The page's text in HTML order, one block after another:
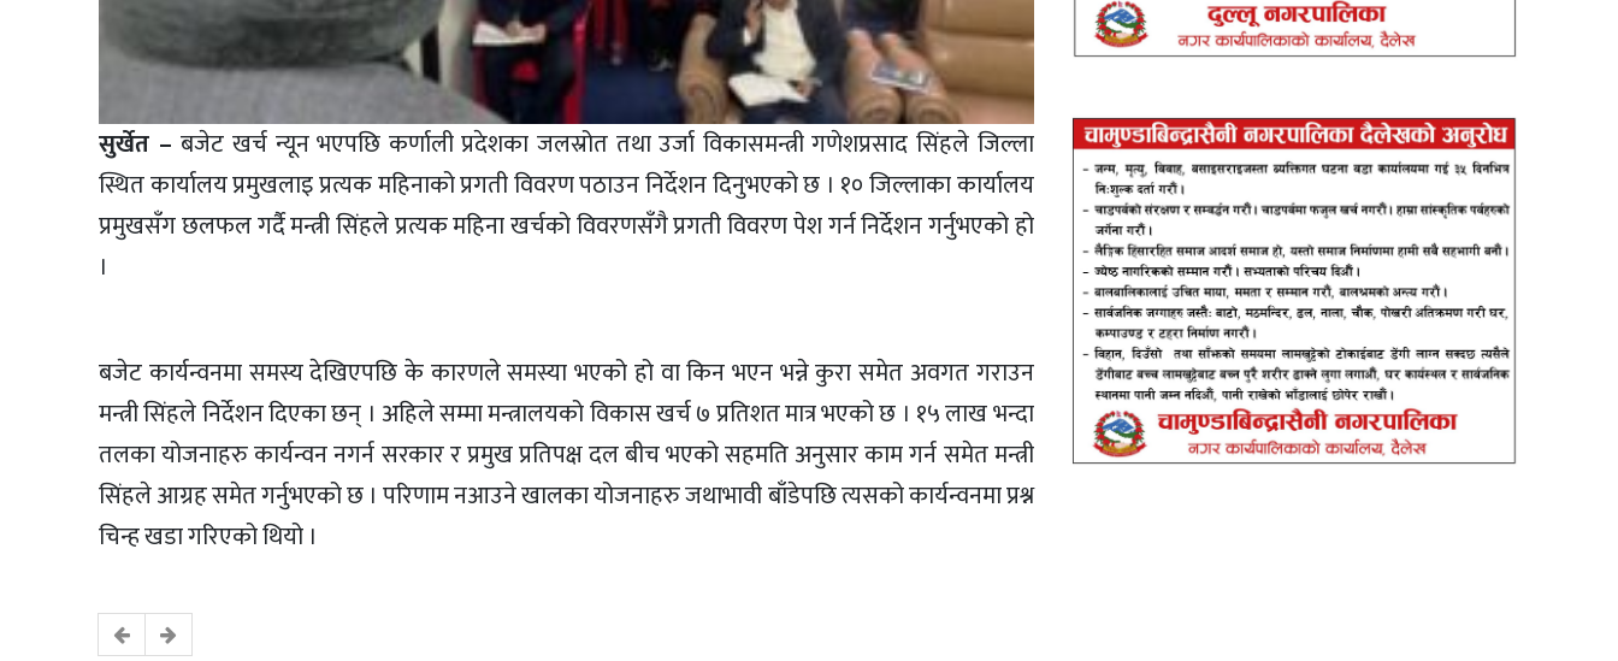
सुर्खेत –बजेट खर्च न्यून भएपछि कर्णाली प्रदेशका जलस्रोत तथा उर्जा विकासमन्त्री गणेशप्रसाद सिंहले जिल्ला
स्थित कार्यालय प्रमुखलाइ प्रत्यक महिनाको प्रगती विवरण पठाउन निर्देशन दिनुभएको छ । १० जिल्लाका कार्यालय
प्रमुखसँग छलफल गर्दै मन्त्री सिंहले प्रत्यक महिना खर्चको विवरणसँगै प्रगती विवरण पेश गर्न निर्देशन गर्नुभएको हो
।
बजेट कार्यन्वनमा समस्य देखिएपछि के कारणले समस्या भएको हो वा किन भएन भन्ने कुरा समेत अवगत गराउन
मन्त्री सिंहले निर्देशन दिएका छन् । अहिले सम्मा मन्त्रालयको विकास खर्च ७ प्रतिशत मात्र भएको छ । १५ लाख भन्दा
तलका योजनाहरु कार्यन्वन नगर्न सरकार र प्रमुख प्रतिपक्ष दल बीच भएको सहमति अनुसार काम गर्न समेत मन्त्री
सिंहले आग्रह समेत गर्नुभएको छ । परिणाम नआउने खालका योजनाहरु जथाभावी बाँडेपछि त्यसको कार्यन्वनमा प्रश्न
चिन्ह खडा गरिएको थियो ।